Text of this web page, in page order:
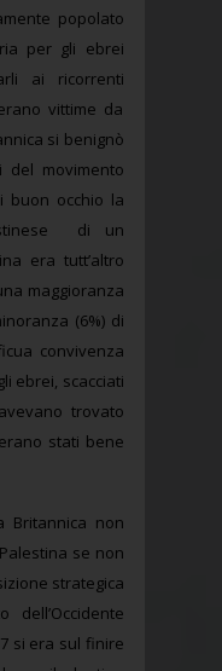
popolato
per gli ebrei
ai ricorrenti
vittime da
si benignò
del movimento
buon occhio la
di un
era tutt’altro
maggioranza
(6%) di
convivenza
ebrei, scacciati
trovato
stati bene
Britannica non
se non
strategica
si era sul finire